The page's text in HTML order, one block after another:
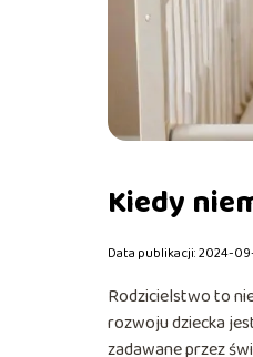
Kiedy
Data publikacji: 2024-
Rodzicielstwo to
rozwoju dziecka
zadawane przez